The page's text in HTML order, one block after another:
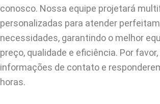
conosco. Nossa equipe projetará
personalizadas para atender
necessidades, garantindo o melhor
preço, qualidade e eficiência. Por
informações de contato e
horas.